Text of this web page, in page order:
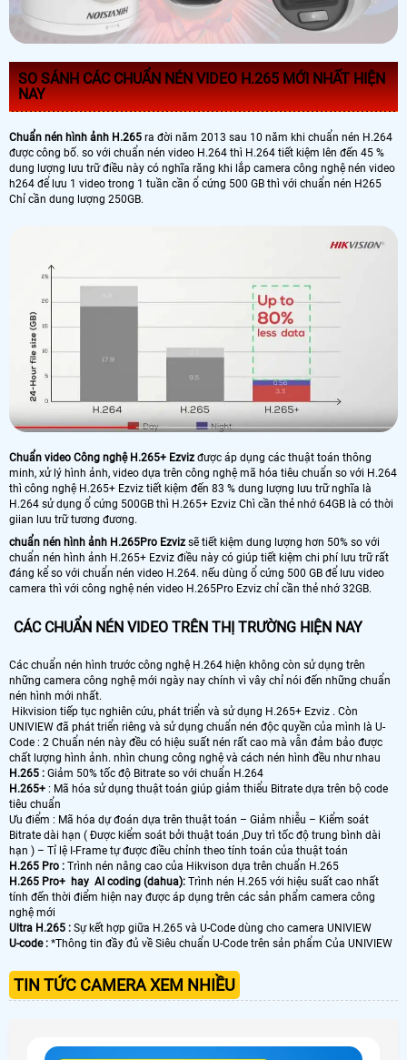
SO SÁNH CÁC CHUẨN NÉN VIDEO H.265 MỚI NHẤT HIỆN
NAY
Chuẩn nén hình ảnh H.265 ra đời năm 2013 sau 10 năm khi chuẩn nén H.264
được công bố. so với chuẩn nén video H.264 thì H.264 tiết kiệm lên đến 45 %
dung lượng lưu trữ điều này có nghĩa răng khi lắp camera công nghệ nén video
h264 để lưu 1 video trong 1 tuần cần ổ cứng 500 GB thì với chuẩn nén H265
Chỉ cần dung lượng 250GB.
Chuẩn video Công nghệ H.265+ Ezviz được áp dụng các thuật toán thông
minh, xử lý hình ảnh, video dựa trên công nghệ mã hóa tiêu chuẩn so với H.264
thì công nghệ H.265+ Ezviz tiết kiệm đến 83 % dung lượng lưu trữ nghĩa là
H.264 sử dụng ổ cứng 500GB thì H.265+ Ezviz Chì cần thẻ nhớ 64GB là có thời
giian lưu trữ tương đương.
chuẩn nén hình ảnh H.265Pro Ezviz sẽ tiết kiệm dung lượng hơn 50% so với
chuẩn nén hình ảnh H.265+ Ezviz điều này có giúp tiết kiệm chi phí lưu trữ rất
đáng kể so với chuẩn nén video H.264. nếu dùng ổ cứng 500 GB để lưu video
camera thì với công nghệ nén video H.265Pro Ezviz chỉ cần thẻ nhớ 32GB.
CÁC CHUẨN NÉN VIDEO TRÊN THỊ TRƯỜNG HIỆN NAY
Các chuẩn nén hình trước công nghệ H.264 hiện không còn sử dụng trên
những camera công nghệ mới ngày nay chính vì vây chỉ nói đến những chuẩn
nén hình mới nhất.
Hikvision tiếp tục nghiên cứu, phát triển và sử dụng H.265+ Ezviz . Còn
UNIVIEW đã phát triển riêng và sử dụng chuẩn nén độc quyền của mình là U-
Code : 2 Chuẩn nén này đều có hiệu suất nén rất cao mà vẫn đảm bảo được
chất lượng hình ảnh. nhìn chung công nghệ và cách nén hình đều như nhau
H.265 : Giảm 50% tốc độ Bitrate so với chuẩn H.264
H.265+ : Mã hóa sử dụng thuật toán giúp giảm thiểu Bitrate dựa trên bộ code
tiêu chuẩn
Ưu điểm : Mã hóa dự đoán dựa trên thuật toán – Giảm nhiễu – Kiểm soát
Bitrate dài hạn ( Được kiểm soát bởi thuật toán ,Duy trì tốc độ trung bình dài
hạn ) – Tỉ lệ I-Frame tự được điều chỉnh theo tính toán của thuật toán
H.265 Pro : Trình nén nâng cao của Hikvison dựa trên chuẩn H.265
H.265 Pro+ hay AI coding (dahua): Trình nén H.265 với hiệu suất cao nhất
tính đến thời điểm hiện nay được áp dụng trên các sản phẩm camera công
nghệ mới
Ultra H.265 : Sự kết hợp giữa H.265 và U-Code dùng cho camera UNIVIEW
U-code : *Thông tin đầy đủ về Siêu chuẩn U-Code trên sản phẩm Của UNIVIEW
TIN TỨC CAMERA XEM NHIỀU